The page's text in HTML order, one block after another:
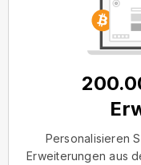
Personalisieren
Erweiterungen aus